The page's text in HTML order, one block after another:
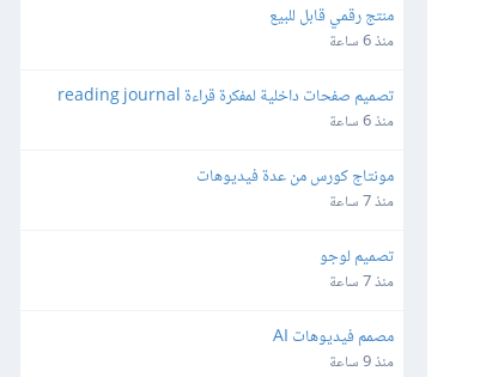
منتج رقمي قابل للبيع
منذ 6 ساعة
تصميم صفحات داخلية لمفكرة قراءة reading journal
منذ 6 ساعة
مونتاج كورس من عدة فيديوهات
منذ 7 ساعة
تصميم لوجو
منذ 7 ساعة
مصمم فيديوهات AI
منذ 9 ساعة